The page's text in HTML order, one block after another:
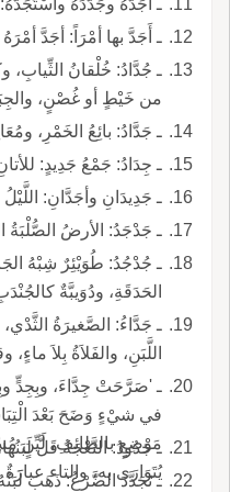
ـ أَجَدَّ بها أمْرَاً: أجَدَّ أمْرَهُ
ـ جُدَّادُ: خُلْقانُ
من خَيْطٍ أو غُصْنٍ،
ـ جَدَّادُ: بائِعُ الخَمْرِ،
ـ جِدَادُ: جَمْعُ جَدِيدٍ:
ـ جَدِيدَانِ وأجَدَّانِ: اللَّيْلُ والنَّهارُ.
ـ جَدْجَدُ: الأرضُ الصُّلْبَةُ
ـ جُدْجُدُ: طُوَيْئِرٌ شِبْهُ
الحَدَقَةِ، ودُوَيبَّةٌ
ـ جَدَّاءُ: الصَّغيرَةُ
اللَّبَنِ، والفَلاَةُ بِلاَ ماءٍ،
ـ 'صَرَّحَتْ جِدَّاءَ، وبِجِدٍّ
في شيْءٍ وَضَحَ بَعْدَ
مَوْضِعٍ بالطائِفِ، لَيِّنٍ
يُتَوَارَى به، والتاء
ـ جَدُودُ: النَّعْجَةُ قَلَّ
ـ تَجَدَّدَ الضَّرْعُ: ذَهَبَ